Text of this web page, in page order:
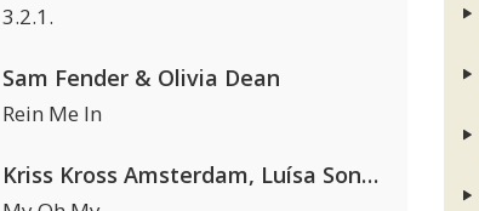
3.2.1.
Sam Fender & Olivia Dean
Rein Me In
Kriss Kross Amsterdam, Luísa Sonza & Willy William